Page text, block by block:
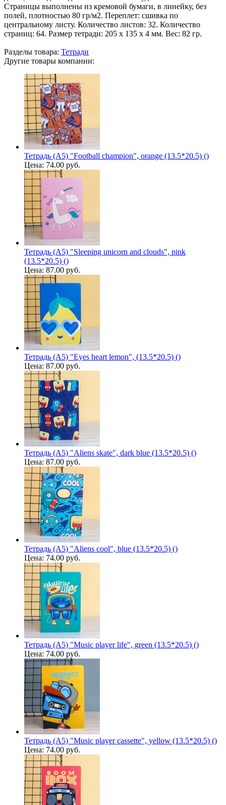
Страницы выполнены из кремовой бумаги, в линейку, без
полей, плотностью 80 гр/м2. Переплет: сшивка по
центральному листу. Количество листов: 32. Количество
страниц: 64. Размер тетради: 205 х 135 х 4 мм. Вес: 82 гр.
Разделы товара: Тетради
Другие товары компании:
Тетрадь (A5) "Football champion", orange (13.5*20.5) ()
Цена: 74.00 руб.
Тетрадь (A5) "Sleeping unicorn and clouds", pink
(13.5*20.5) ()
Цена: 87.00 руб.
Тетрадь (A5) "Eyes heart lemon", (13.5*20.5) ()
Цена: 87.00 руб.
Тетрадь (A5) "Aliens skate", dark blue (13.5*20.5) ()
Цена: 87.00 руб.
Тетрадь (A5) "Aliens cool", blue (13.5*20.5) ()
Цена: 74.00 руб.
Тетрадь (A5) "Music player life", green (13.5*20.5) ()
Цена: 74.00 руб.
Тетрадь (A5) "Music player cassette", yellow (13.5*20.5) ()
Цена: 74.00 руб.